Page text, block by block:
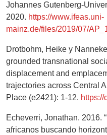
Johannes Gutenberg-
2020. https://www.ifeas.uni-
mainz.de/files/2019/07/
Drotbohm, Heike y
grounded transnational
displacement and
trajectories across Central
Place (e2421): 1-12.
Echeverri, Jonathan. 2016.
africanos buscando